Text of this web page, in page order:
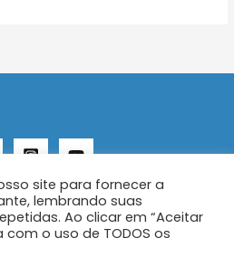
© 2026 AENFER
site para fornecer a
lembrando suas
Ao clicar em “Aceitar
o uso de TODOS os